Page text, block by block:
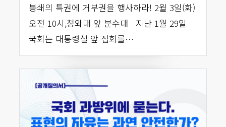
봉쇄의 특권에 거부권을 행사하라! 2월 3일(화)
오전 10시,청와대 앞 분수대 지난 1월 29일
국회는 대통령실 앞 집회를…